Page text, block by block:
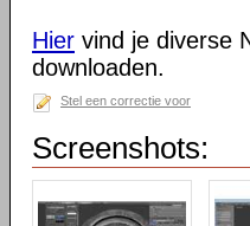
Hier vind je diverse
downloaden.
Stel een correctie voor
Screenshots: